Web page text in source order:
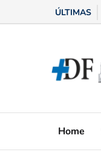
ÚLTIMAS
Home